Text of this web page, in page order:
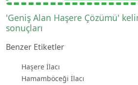
'Geniş Alan Haşere Çözümü'
sonuçları
Benzer Etiketler
Haşere İlacı
Hamamböceği İlacı